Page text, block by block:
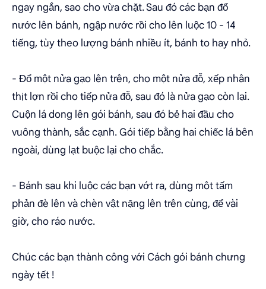
ngay ngắn, sao cho vừa chặt. Sau đó các bạn đổ
nước lên bánh, ngập nước rồi cho lên luộc 10 - 14
tiếng, tùy theo lượng bánh nhiều ít, bánh to hay nhỏ.
- Đổ một nửa gạo lên trên, cho một nửa đỗ, xếp nhân
thịt lợn rồi cho tiếp nửa đỗ, sau đó là nửa gạo còn lại.
Cuộn lá dong lên gói bánh, sau đó bẻ hai đầu cho
vuông thành, sắc cạnh. Gói tiếp bằng hai chiếc lá bên
ngoài, dùng lạt buộc lại cho chắc.
- Bánh sau khi luộc các bạn vớt ra, dùng môt tấm
phản đè lên và chèn vật nặng lên trên cùng, để vài
giờ, cho ráo nước.
Chúc các bạn thành công với Cách gói bánh chưng
ngày tết !